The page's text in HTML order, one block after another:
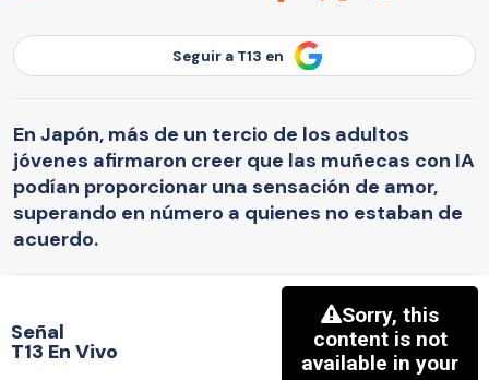
Seguir a T13 en
En Japón, más de un tercio de los adultos
jóvenes afirmaron creer que las muñecas con IA
podían proporcionar una sensación de amor,
superando en número a quienes no estaban de
acuerdo.
Señal
T13 En Vivo